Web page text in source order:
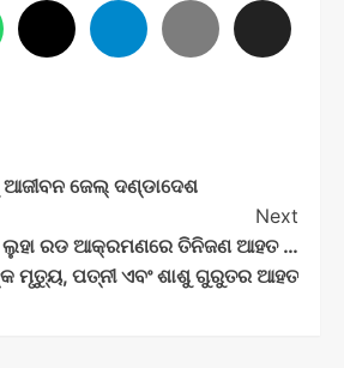
ଆଜୀବନ ଜେଲ୍‌ ଦଣ୍ଡାଦେଶ
Next
ଲୁହା ରଡ ଆକ୍ରମଣରେ ତିନିଜଣ ଆହତ …
ମୃତ୍ୟୁ, ପତ୍ନୀ ଏବଂ ଶାଶୁ ଗୁରୁତର ଆହତ